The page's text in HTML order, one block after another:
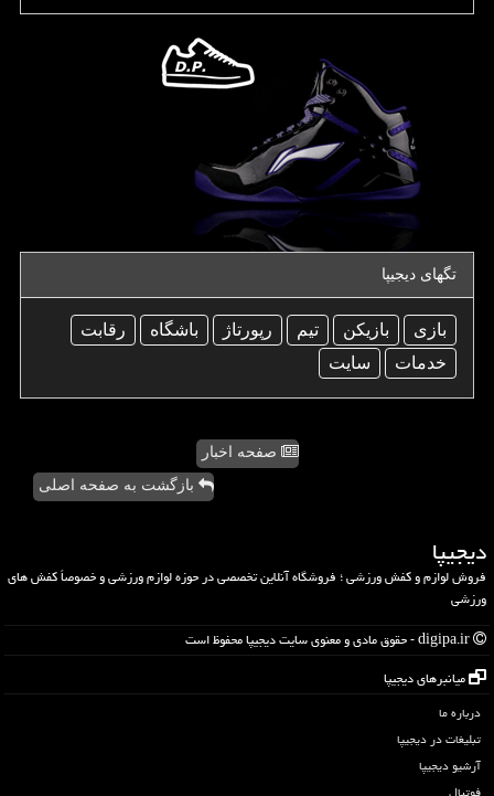
تگهای دیجیپا
بازی بازیكن تیم رپورتاژ باشگاه
رقابت
خدمات
سایت
صفحه اخبار
بازگشت به صفحه اصلی
دیجیپا
فروش لوازم و کفش ورزشی ؛ فروشگاه آنلاین تخصصی در حوزه لوازم ورزشی و خصوصاً کفش های
ورزشی
میانبرهای دیجیپا
درباره ما
تبلیغات در دیجیپا
آرشیو دیجیپا